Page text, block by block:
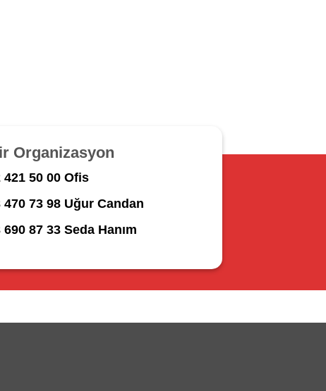
Organizasyon
421 50 00 Ofis
470 73 98 Uğur Candan
690 87 33 Seda Hanım